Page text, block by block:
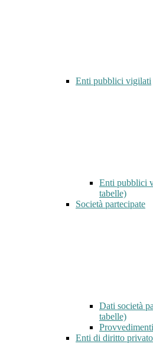
Enti pubblici vigilati
Enti pubblici
tabelle)
Società partecipate
Dati società
tabelle)
Provvedimenti
Enti di diritto